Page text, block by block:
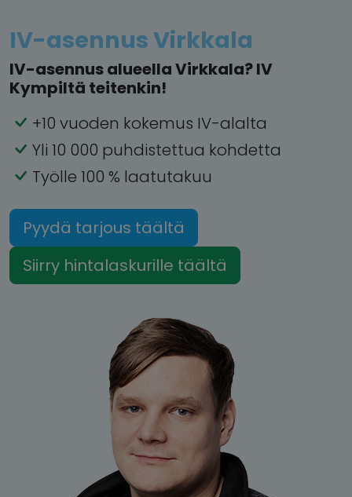
IV-asennus Virkkala
IV-asennus alueella Virkkala? IV
Kympiltä teitenkin!
+10 vuoden kokemus IV-alalta
Yli 10 000 puhdistettua kohdetta
Työlle 100 % laatutakuu
Pyydä tarjous täältä
Siirry hintalaskurille täältä